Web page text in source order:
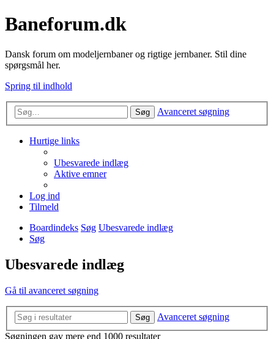
Baneforum.dk
Dansk forum om modeljernbaner og rigtige jernbaner. Stil dine
spørgsmål her.
Spring til indhold
Søg Avanceret søgning
Hurtige links
Ubesvarede indlæg
Aktive emner
Log ind
Tilmeld
Boardindeks Søg Ubesvarede indlæg
Søg
Ubesvarede indlæg
Gå til avanceret søgning
Søg
Avanceret søgning
Søgningen gav mere end 1000 resultater